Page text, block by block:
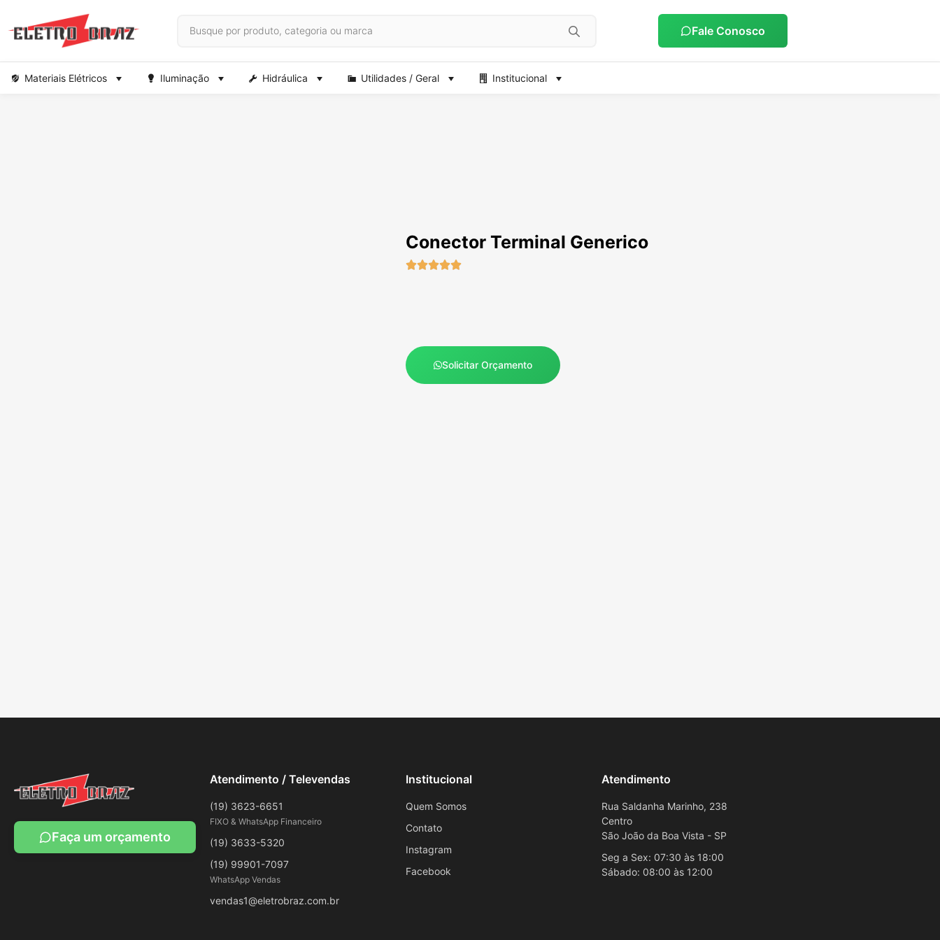
Fale Conosco
Materiais Elétricos Iluminação Hidráulica Utilidades / Geral Institucional
Conector Terminal Generico

Solicitar Orçamento
Faça um orçamento
Atendimento / Televendas
(19) 3623-6651
FIXO & WhatsApp Financeiro
(19) 3633-5320
(19) 99901-7097
WhatsApp Vendas
vendas1@eletrobraz.com.br
Institucional
Quem Somos
Contato
Instagram
Facebook
Atendimento
Rua Saldanha Marinho, 238
Centro
São João da Boa Vista - SP
Seg a Sex: 07:30 às 18:00
Sábado: 08:00 às 12:00